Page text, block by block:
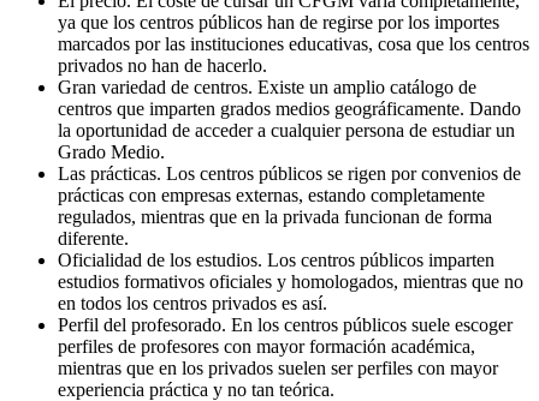
ya que los centros públicos han de regirse por los importes
marcados por las instituciones educativas, cosa que los centros
privados no han de hacerlo.
Gran variedad de centros. Existe un amplio catálogo de
centros que imparten grados medios geográficamente. Dando
la oportunidad de acceder a cualquier persona de estudiar un
Grado Medio.
Las prácticas. Los centros públicos se rigen por convenios de
prácticas con empresas externas, estando completamente
regulados, mientras que en la privada funcionan de forma
diferente.
Oficialidad de los estudios. Los centros públicos imparten
estudios formativos oficiales y homologados, mientras que no
en todos los centros privados es así.
Perfil del profesorado. En los centros públicos suele escoger
perfiles de profesores con mayor formación académica,
mientras que en los privados suelen ser perfiles con mayor
experiencia práctica y no tan teórica.